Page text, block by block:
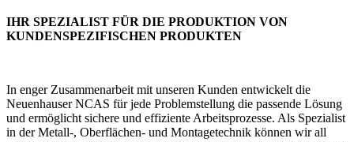
IHR SPEZIALIST FÜR DIE PRODUKTION VON
KUNDENSPEZIFISCHEN PRODUKTEN
In enger Zusammenarbeit mit unseren Kunden entwickelt die
Neuenhauser NCAS für jede Problemstellung die passende Lösung
und ermöglicht sichere und effiziente Arbeitsprozesse. Als Spezialist
in der Metall-, Oberflächen- und Montagetechnik können wir all